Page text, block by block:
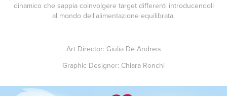
dinamico che sappia coinvolgere target differenti introducendoli
al mondo dell'alimentazione equilibrata.
Art Director: Giulia De Andreis
Graphic Designer: Chiara Ronchi